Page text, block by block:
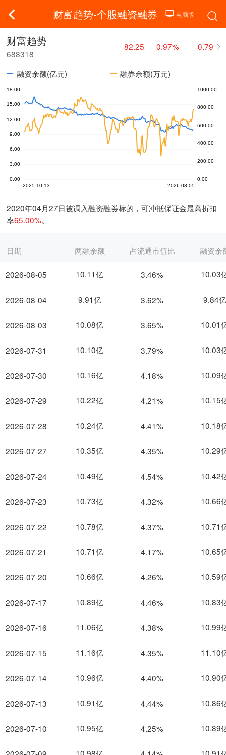
财富趋势-个股融资融券
财富趋势
688318
82.25 0.97% 0.79
融资余额(亿元) 融券余额(万元)
2020年04月27日被调入融资融券标的，可冲抵保证金最高折扣
率65.00%。
日期
2026-08-05
2026-08-04
2026-08-03
2026-07-31
2026-07-30
2026-07-29
2026-07-28
2026-07-27
2026-07-24
2026-07-23
2026-07-22
2026-07-21
2026-07-20
2026-07-17
2026-07-16
2026-07-15
2026-07-14
2026-07-13
2026-07-10
两融余额 占流通市值比 融资余
10.11亿 3.46% 10.03
9.91亿 3.62% 9.84亿
10.08亿 3.65% 10.01
10.10亿 3.79% 10.03
10.16亿 4.18% 10.09
10.22亿 4.21% 10.15
10.24亿 4.41% 10.18
10.35亿 4.35% 10.29
10.49亿 4.54% 10.42
10.73亿 4.32% 10.66
10.78亿 4.37% 10.71
10.71亿 4.17% 10.65
10.66亿 4.26% 10.59
10.89亿 4.46% 10.83
11.06亿 4.38% 10.99
11.16亿 4.35% 11.10
10.96亿 4.40% 10.90
10.91亿 4.44% 10.86
10.95亿 4.25% 10.89